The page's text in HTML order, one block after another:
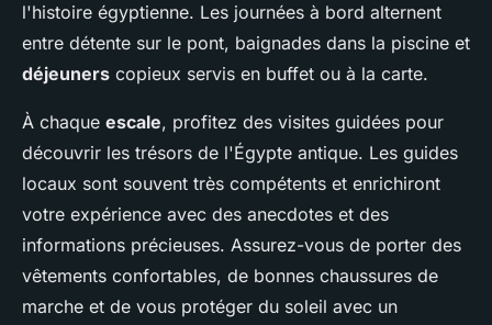
l'histoire égyptienne. Les journées à bord alternent
entre détente sur le pont, baignades dans la piscine et
déjeuners copieux servis en buffet ou à la carte.
À chaque escale, profitez des visites guidées pour
découvrir les trésors de l'Égypte antique. Les guides
locaux sont souvent très compétents et enrichiront
votre expérience avec des anecdotes et des
informations précieuses. Assurez-vous de porter des
vêtements confortables, de bonnes chaussures de
marche et de vous protéger du soleil avec un